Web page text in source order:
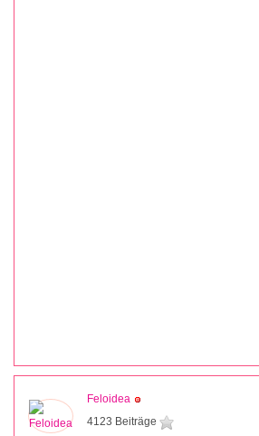
Feloidea
4123 Beiträge